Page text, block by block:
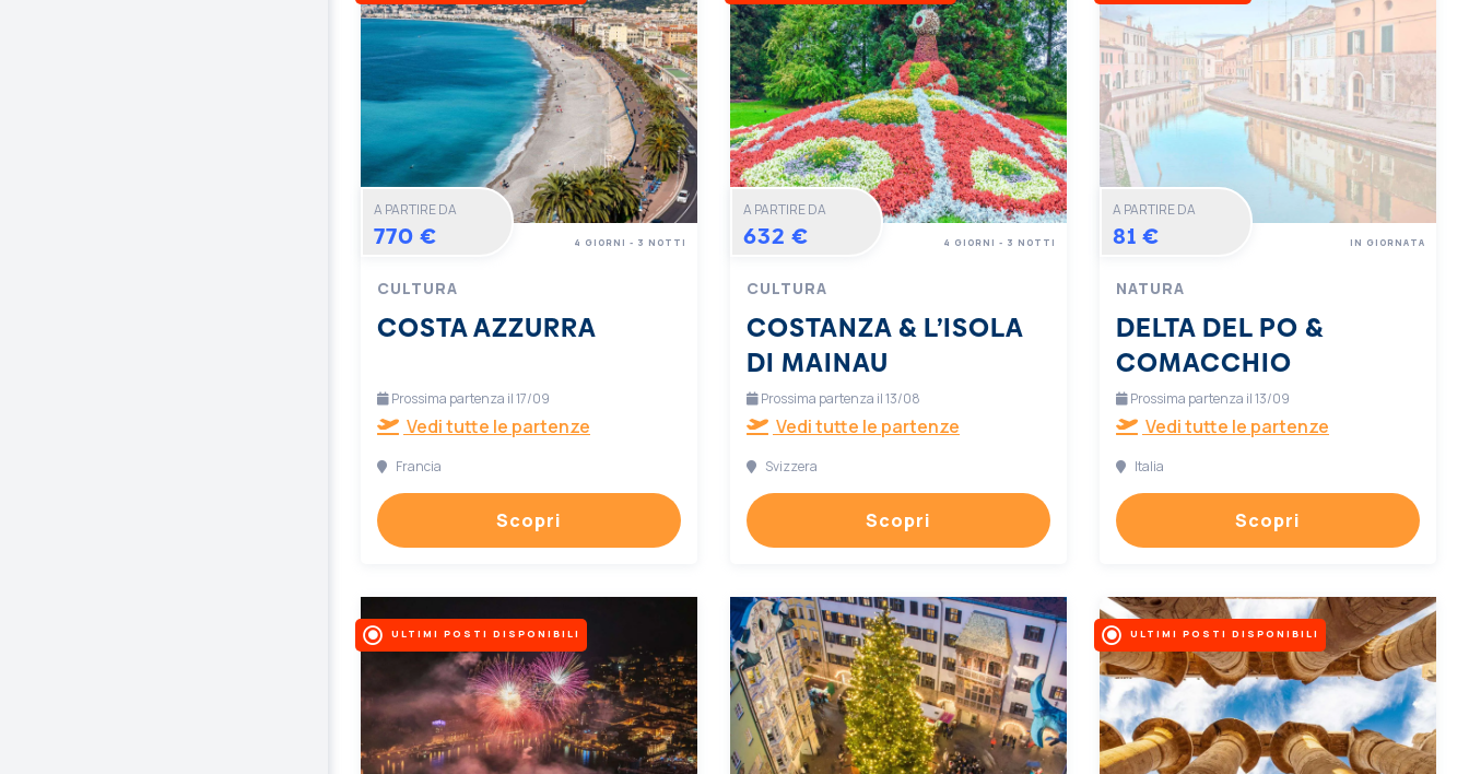
A PARTIRE DA
770 €
CULTURA
COSTA AZZURRA
4 GIORNI - 3 NOTTI
Prossima partenza il 17/09
Vedi tutte le partenze
Francia
Scopri
A PARTIRE DA
632 €
CULTURA
COSTANZA & L’ISOLA
DI MAINAU
4 GIORNI - 3 NOTTI
Prossima partenza il 13/08
Vedi tutte le partenze
Svizzera
Scopri
A PARTIRE DA
81 €
NATURA
DELTA DEL PO &
COMACCHIO
IN GIORNATA
Prossima partenza il 13/09
Vedi tutte le partenze
Italia
Scopri
ULTIMI POSTI DISPONIBILI ULTIMI POSTI DISPONIBILI